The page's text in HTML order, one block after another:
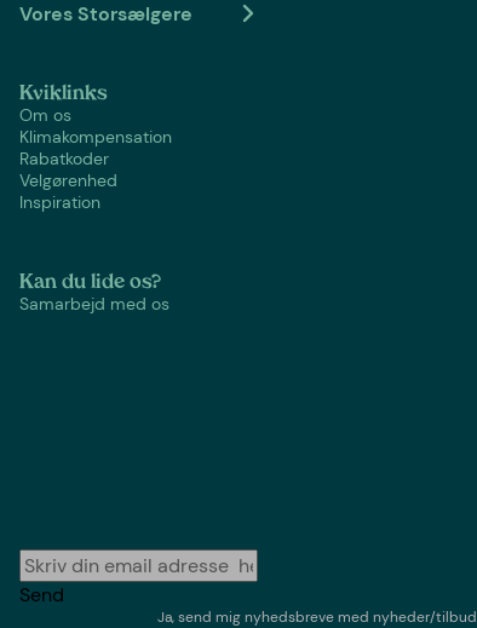
Vores Storsælgere
Kviklinks
Om os
Klimakompensation
Rabatkoder
Velgørenhed
Inspiration
Kan du lide os?
Samarbejd med os
Send
Ja, send mig nyhedsbreve med nyheder/tilbud